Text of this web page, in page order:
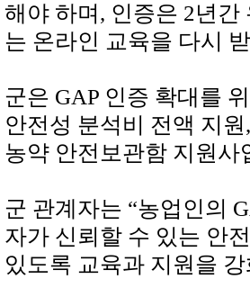
해야 하며, 인증은 2년
는 온라인 교육을 다시
군은 GAP 인증 확대를
안전성 분석비 전액 지
농약 안전보관함 지원사
군 관계자는 “농업인의
자가 신뢰할 수 있는 안
있도록 교육과 지원을